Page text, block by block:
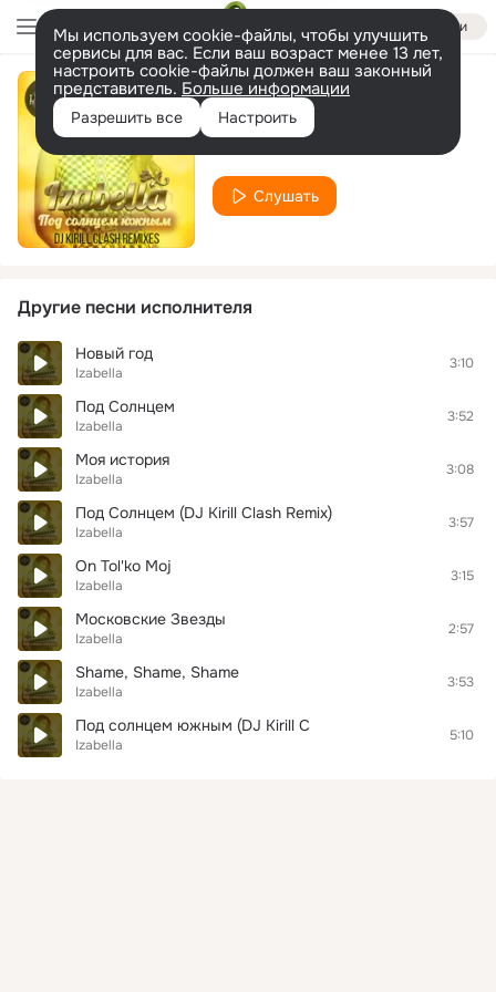
Войти
Мы используем cookie-файлы, чтобы улучшить
сервисы для вас. Если ваш возраст менее 13 лет,
настроить cookie-файлы должен ваш законный
представитель. Больше информации
Разрешить все Настроить
Здравствуй
Слушать
Другие песни исполнителя
Новый год
Izabella
3:10
Под Солнцем
Izabella
3:52
Моя история
Izabella
3:08
Под Солнцем (DJ Kirill Clash Remix)
Izabella
3:57
On Tol'ko Moj
Izabella
3:15
Московские Звезды
Izabella
2:57
Shame, Shame, Shame
Izabella
3:53
Под солнцем южным (DJ Kirill C
Izabella
5:10